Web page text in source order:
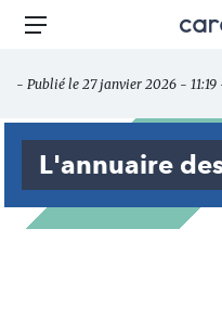
Aller
principal
des
Menu
- Publié le 27 janvier 2026 -
L'annuaire